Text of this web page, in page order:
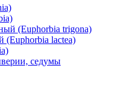
(Euphorbia trigona)
lactea)
седумы